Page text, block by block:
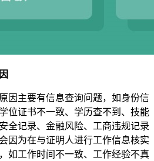
主要有信息查询问题，如身份信
位证书不一致、学历查不到、技能
全记录、金融风险、工商违规记录
因为在与证明人进行工作信息核实
如工作时间不一致、工作经验不真